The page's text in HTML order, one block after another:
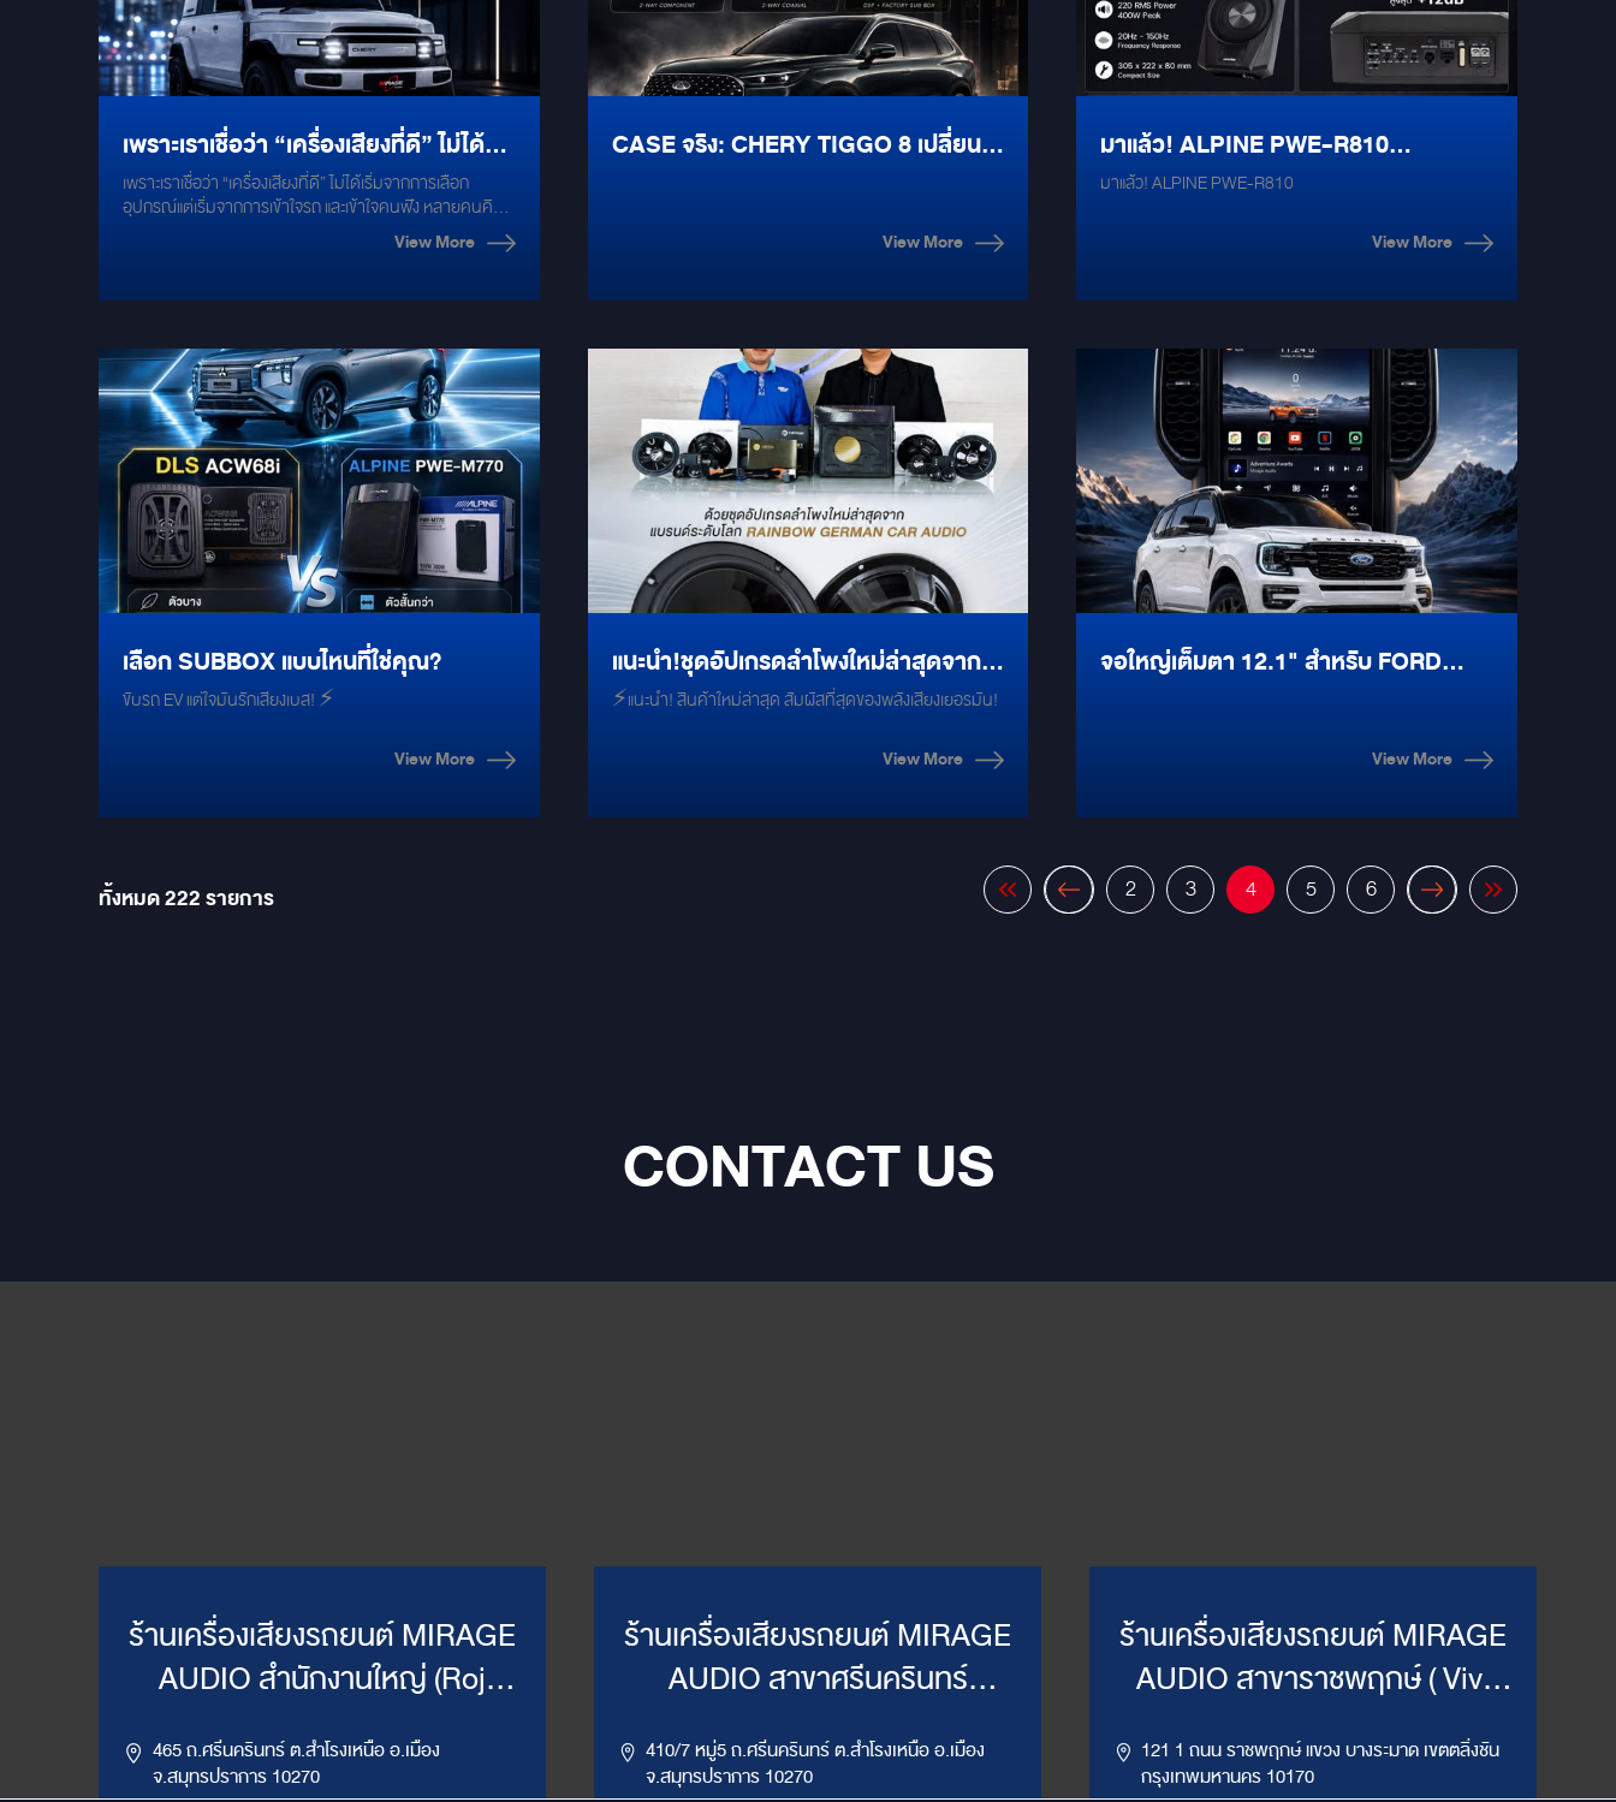
เพราะเราเชื่อว่า “เครื่องเสียงที่ดี” ไม่ได้
เริ่มจากการเลือกอุปกรณ์แต่เริ่มจากการ
เพราะเราเชื่อว่า “เครื่องเสียงที่ดี” ไม่ได้เริ่มจากการเลือก
อุปกรณ์แต่เริ่มจากการเข้าใจรถ และเข้าใจคนฟัง หลายคนคิด
ว่า ใช้ลำโพงรุ่นเดียวกัน แอมป์ตัวเดียวกัน เสียงก็น่าจะออกมา
เหมือนกันแต่ความจริงคือ เครื่องเสียงรถยนต์ไม่ได้จบแค่
ต่างกัน วัสดุภายในต่างกัน ระยะฟังไม่เท่ากัน รวมถึงเสียง
ตั้ง + การจูน” มีผลกับเสียงมากกว่าที่คิด นี่คือเหตุผลที่
Mirage Audio ไม่เริ่มจากการขายของแต่เริ่มจาก “การ
วิเคราะห์ก่อนติดตั้ง” เราดูทั้งระบบ ฟังความต้องการของ
เจ้าของรถ วิเคราะห์แนวเพลงที่ฟัง และออกแบบเสียงให้เหมาะกับ
รถคันนั้นจริง ๆ สำหรับ Chery V23 การอัปเกรดลำโพงตรง
รุ่น MAOT ช่วยให้ติดตั้งลงตัวกับตำแหน่งเดิมของรถ แต่สิ่งที่
ทำให้เสียงออกมาดีจริง คือการวิเคราะห์และจูนให้เข้ากับรถคัน
นั้น ไม่ใช่แค่เปลี่ยนแล้วจบแต่ต้องดูว่าเสียงร้องชัดไหม เบสพอดี
หรือเปล่า รายละเอียดครบไหม และตอบโจทย์การฟังของ
เจ้าของรถหรือไม่ เพราะงานเครื่องเสียงที่ดี ไม่ใช่ทำให้ทุกคัน
เสียงเหมือนกันแต่คือทำให้รถคันนั้นเสียงดีที่สุดในแบบของมัน
ครับ
View More
CASE จริง: CHERY TIGGO 8 เปลี่ยน
View More
มาแล้ว! ALPINE PWE-R810
POWERED SUBWOOFER ขนาด 8 นิ้ว
มาแล้ว! ALPINE PWE-R810
View More
เลือก SUBBOX แบบไหนที่ใช่คุณ?
ขับรถ EV แต่ใจมันรักเสียงเบส! ⚡️
View More
แนะนำ!ชุดอัปเกรดลำโพงใหม่ล่าสุดจาก
แบรนด์ระดับโลก RAINBOW GERMAN
⚡แนะนำ! สินค้าใหม่ล่าสุด สัมผัสที่สุดของพลังเสียงเยอรมัน!
View More
จอใหญ่เต็มตา 12.1" สำหรับ FORD
View More
ทั้งหมด222รายการ 2 3 4 5 6
CONTACT US
ร้านเครื่องเสียงรถยนต์ MIRAGE
AUDIO สำนักงานใหญ่ (Roj
465 ถ.ศรีนครินทร์ ต.สำโรงเหนือ อ.เมือง
จ.สมุทรปราการ 10270
ร้านเครื่องเสียงรถยนต์ MIRAGE
AUDIO สาขาศรีนครินทร์
410/7 หมู่5 ถ.ศรีนครินทร์ ต.สำโรงเหนือ อ.เมือง
จ.สมุทรปราการ 10270
ร้านเครื่องเสียงรถยนต์ MIRAGE
AUDIO สาขาราชพฤกษ์ ( Vivi
121 1 ถนน ราชพฤกษ์ แขวง บางระมาด เขตตลิ่งชัน
กรุงเทพมหานคร 10170